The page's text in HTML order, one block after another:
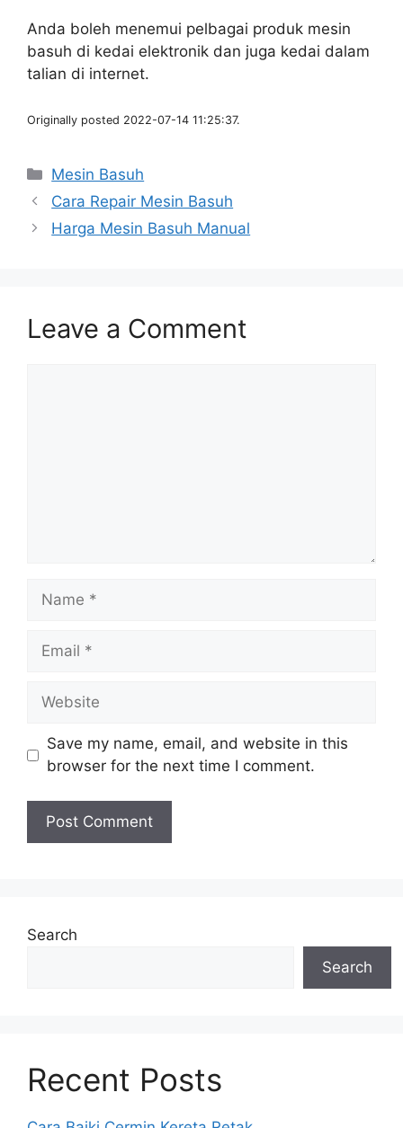
Anda boleh menemui pelbagai produk mesin
basuh di kedai elektronik dan juga kedai dalam
talian di internet.
Originally posted 2022-07-14 11:25:37.
Categories
Mesin Basuh
Cara Repair Mesin Basuh
Harga Mesin Basuh Manual
Leave a Comment
Name
Email
Website
Save my name, email, and website in this
browser for the next time I comment.
Search
Search
Recent Posts